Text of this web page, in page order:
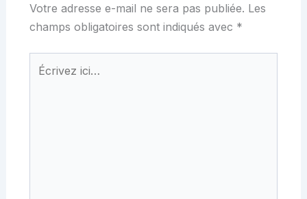
Votre adresse e-mail ne sera pas publiée. Les
champs obligatoires sont indiqués avec *
Écrivez
ici…